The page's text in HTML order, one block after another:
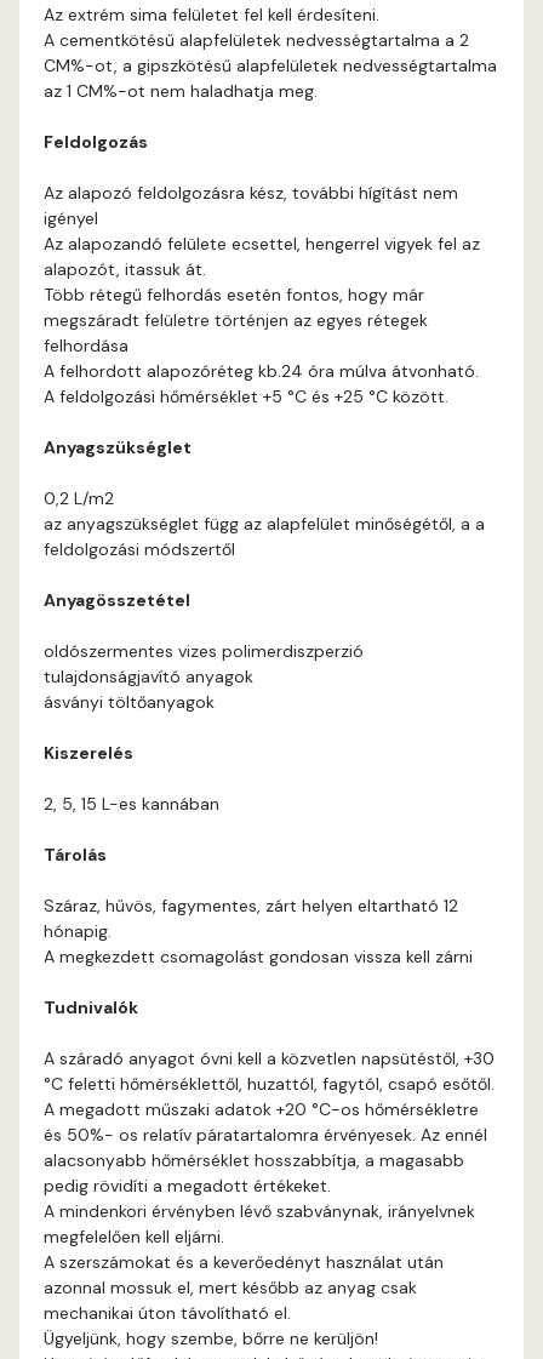
Brick C
Caramel B
Caramel C
Citrus B
Cobalt D
Egyptian orange D
Fig-brown C
Fig-brown D
Fir D
Gecco-green E
Gold-yellow D
Az extrém sima felületet fel kell érdesíteni.
A cementkötésű alapfelületek nedvességtartalma a 2
CM%-ot, a gipszkötésű alapfelületek nedvességtartalma
az 1 CM%-ot nem haladhatja meg.
Feldolgozás
Az alapozó feldolgozásra kész, további hígítást nem
igényel
Az alapozandó felülete ecsettel, hengerrel vigyek fel az
alapozót, itassuk át.
Több rétegű felhordás esetén fontos, hogy már
megszáradt felületre történjen az egyes rétegek
felhordása
A felhordott alapozóréteg kb.24 óra múlva átvonható.
A feldolgozási hőmérséklet +5 °C és +25 °C között.
Anyagszükséglet
0,2 L/m2
az anyagszükséglet függ az alapfelület minőségétől, a a
feldolgozási módszertől
Anyagösszetétel
oldószermentes vizes polimerdiszperzió
tulajdonságjavító anyagok
ásványi töltőanyagok
Kiszerelés
2, 5, 15 L-es kannában
Tárolás
Száraz, hűvös, fagymentes, zárt helyen eltartható 12
hónapig.
A megkezdett csomagolást gondosan vissza kell zárni
Tudnivalók
A száradó anyagot óvni kell a közvetlen napsütéstől, +30
°C feletti hőmérséklettől, huzattól, fagytól, csapó esőtől.
A megadott műszaki adatok +20 °C-os hőmérsékletre
és 50%- os relatív páratartalomra érvényesek. Az ennél
alacsonyabb hőmérséklet hosszabbítja, a magasabb
pedig rövidíti a megadott értékeket.
A mindenkori érvényben lévő szabványnak, irányelvnek
megfelelően kell eljárni.
A szerszámokat és a keverőedényt használat után
azonnal mossuk el, mert később az anyag csak
mechanikai úton távolítható el.
Ügyeljünk, hogy szembe, bőrre ne kerüljön!